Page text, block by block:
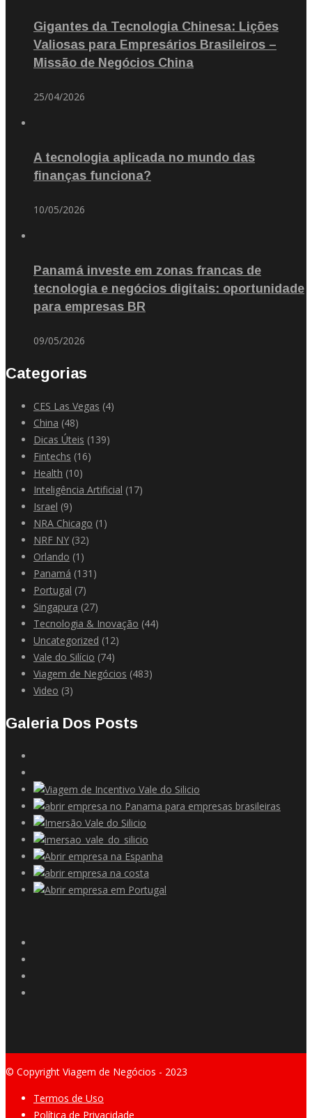
Gigantes da Tecnologia Chinesa: Lições
Valiosas para Empresários Brasileiros –
Missão de Negócios China
25/04/2026
A tecnologia aplicada no mundo das
finanças funciona?
10/05/2026
Panamá investe em zonas francas de
tecnologia e negócios digitais: oportunidade
para empresas BR
09/05/2026
Categorias
CES Las Vegas (4)
China (48)
Dicas Úteis (139)
Fintechs (16)
Health (10)
Inteligência Artificial (17)
Israel (9)
NRA Chicago (1)
NRF NY (32)
Orlando (1)
Panamá (131)
Portugal (7)
Singapura (27)
Tecnologia & Inovação (44)
Uncategorized (12)
Vale do Silício (74)
Viagem de Negócios (483)
Video (3)
Galeria Dos Posts
© Copyright Viagem de Negócios - 2023
Termos de Uso
Política de Privacidade